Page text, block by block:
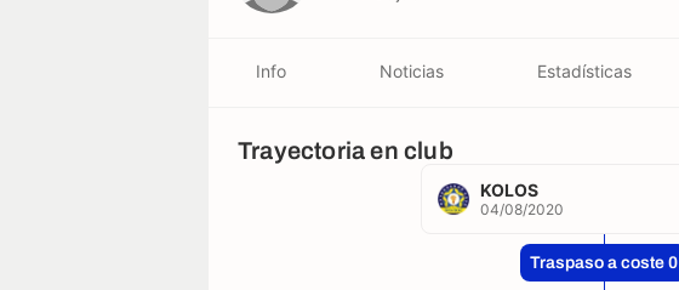
Info Noticias Estadísticas
Trayectoria en club
KOLOS
04/08/2020
Traspaso a coste 0